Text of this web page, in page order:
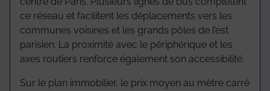
ce réseau et facilitent les déplacements vers les
communes voisines et les grands pôles de l’est
parisien. La proximité avec le périphérique et les
axes routiers renforce également son accessibilité.
Sur le plan immobilier, le prix moyen au mètre carré